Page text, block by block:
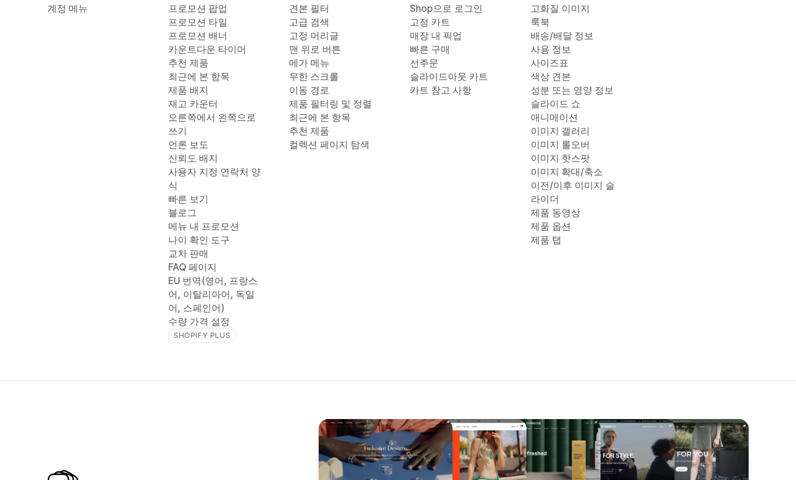
계정 메뉴
프로모션 팝업
프로모션 타일
프로모션 배너
카운트다운 타이머
추천 제품
최근에 본 항목
제품 배지
재고 카운터
오른쪽에서 왼쪽으로
쓰기
언론 보도
신뢰도 배지
사용자 지정 연락처 양
식
빠른 보기
블로그
메뉴 내 프로모션
나이 확인 도구
교차 판매
FAQ 페이지
EU 번역(영어, 프랑스
어, 이탈리아어, 독일
어, 스페인어)
수량 가격 설정
SHOPIFY PLUS
견본 필터
고급 검색
고정 머리글
맨 위로 버튼
메가 메뉴
무한 스크롤
이동 경로
제품 필터링 및 정렬
최근에 본 항목
추천 제품
컬렉션 페이지 탐색
Shop으로 로그인
고정 카트
매장 내 픽업
빠른 구매
선주문
슬라이드아웃 카트
카트 참고 사항
고화질 이미지
룩북
배송/배달 정보
사용 정보
사이즈표
색상 견본
성분 또는 영양 정보
슬라이드 쇼
애니메이션
이미지 갤러리
이미지 롤오버
이미지 핫스팟
이미지 확대/축소
이전/이후 이미지 슬
라이더
제품 동영상
제품 옵션
제품 탭